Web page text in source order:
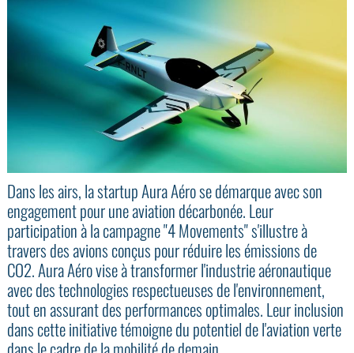
Dans les airs, la startup Aura Aéro se démarque avec son
engagement pour une aviation décarbonée. Leur
participation à la campagne "4 Movements" s'illustre à
travers des avions conçus pour réduire les émissions de
CO2. Aura Aéro vise à transformer l'industrie aéronautique
avec des technologies respectueuses de l'environnement,
tout en assurant des performances optimales. Leur inclusion
dans cette initiative témoigne du potentiel de l'aviation verte